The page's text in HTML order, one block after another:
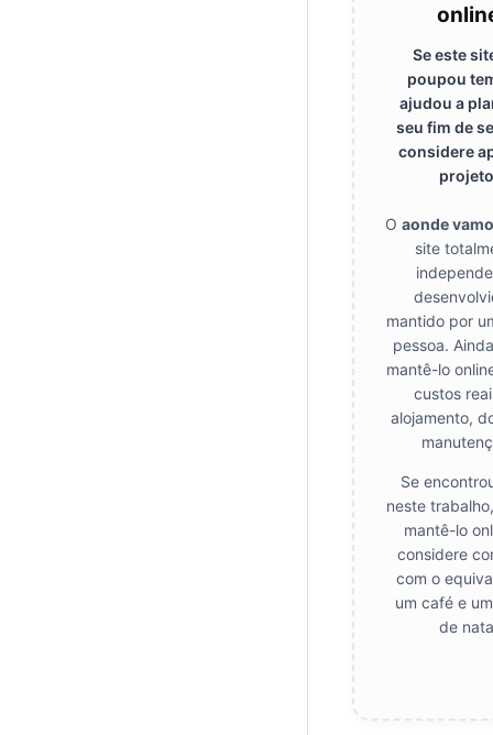
Se este
poupou
ajudou a
seu fim de
considere
O aonde
site
mantido por
pessoa.
mantê-lo
custos
alojamento,
Se
neste
mantê-lo
considere
com o
um café e
de